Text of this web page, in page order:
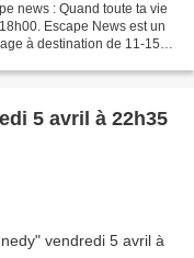
news : Quand toute ta vie
Escape News est un
à destination de 11-15
5 avril à 22h35